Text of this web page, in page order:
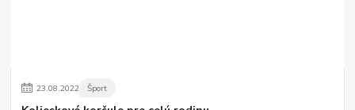
23.08.2022 Šport